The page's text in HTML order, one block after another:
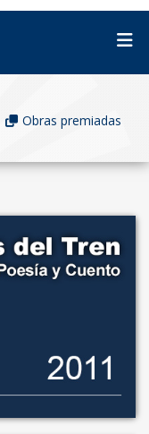
Obras premiadas